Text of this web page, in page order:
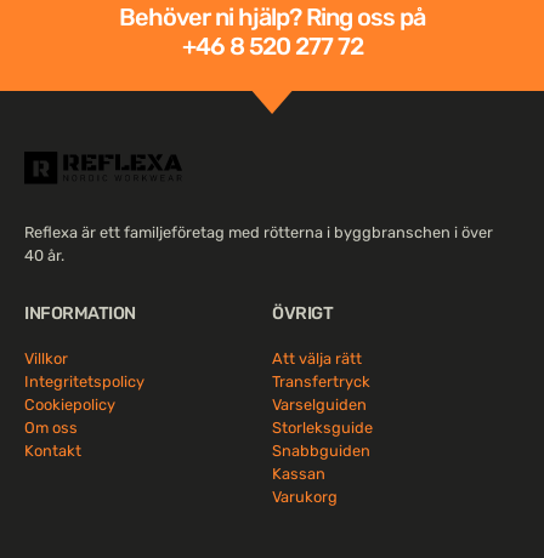
Behöver ni hjälp? Ring oss på
+46 8 520 277 72
Reflexa är ett familjeföretag med rötterna i byggbranschen i över
40 år.
INFORMATION
Villkor
Integritetspolicy
Cookiepolicy
Om oss
Kontakt
ÖVRIGT
Att välja rätt
Transfertryck
Varselguiden
Storleksguide
Snabbguiden
Kassan
Varukorg